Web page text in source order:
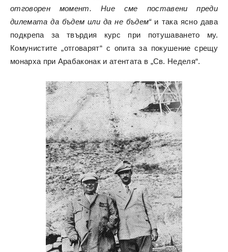
отговорен момент. Ние сме поставени преди
дилемата да бъдем или да не бъдем“и така ясно дава
подкрепа за твърдия курс при потушаването му.
Комунистите „отговарят“ с опита за покушение срещу
монарха при Арабаконак и атентата в „Св. Неделя“.